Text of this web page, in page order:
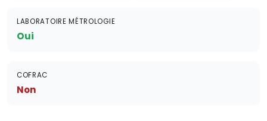
LABORATOIRE MÉTROLOGIE
Oui
COFRAC
Non